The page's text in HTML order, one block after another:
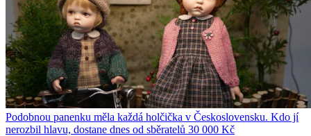
Podobnou panenku měla každá holčička v Československu. Kdo jí
nerozbil hlavu, dostane dnes od sběratelů 30 000 Kč